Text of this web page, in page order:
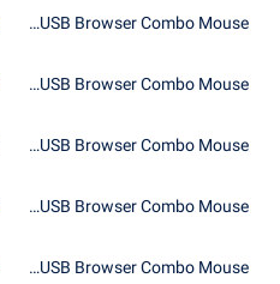
PS2/USB Browser Combo Mouse
PS2/USB Browser Combo Mouse
PS2/USB Browser Combo Mouse
PS2/USB Browser Combo Mouse
PS2/USB Browser Combo Mouse